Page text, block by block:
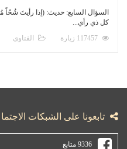
السؤال السابع: حديث: (إذا رأيتَ شُحّاً
كل ذي رأي...
الفتاوى
تابعونا على الشبكات
9336 متابع